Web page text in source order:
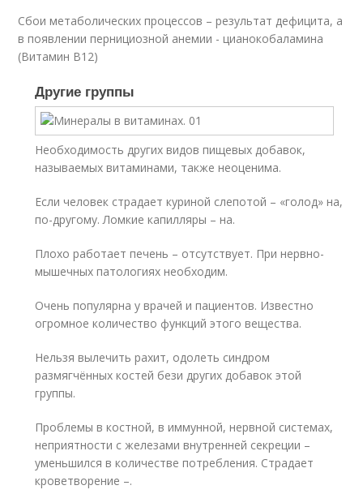
Сбои метаболических процессов – результат дефицита, а
в появлении пернициозной анемии - цианокобаламина
(Витамин В12)
Другие группы
Необходимость других видов пищевых добавок,
называемых витаминами, также неоценима.
Если человек страдает куриной слепотой – «голод» на,
по-другому. Ломкие капилляры – на.
Плохо работает печень – отсутствует. При нервно-
мышечных патологиях необходим.
Очень популярна у врачей и пациентов. Известно
огромное количество функций этого вещества.
Нельзя вылечить рахит, одолеть синдром
размягчённых костей бези других добавок этой
группы.
Проблемы в костной, в иммунной, нервной системах,
неприятности с железами внутренней секреции –
уменьшился в количестве потребления. Страдает
кроветворение –.